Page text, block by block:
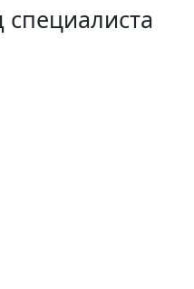
специалиста